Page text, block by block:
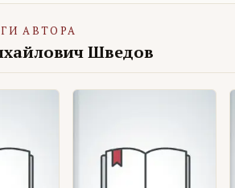
АВТОРА
Шведов